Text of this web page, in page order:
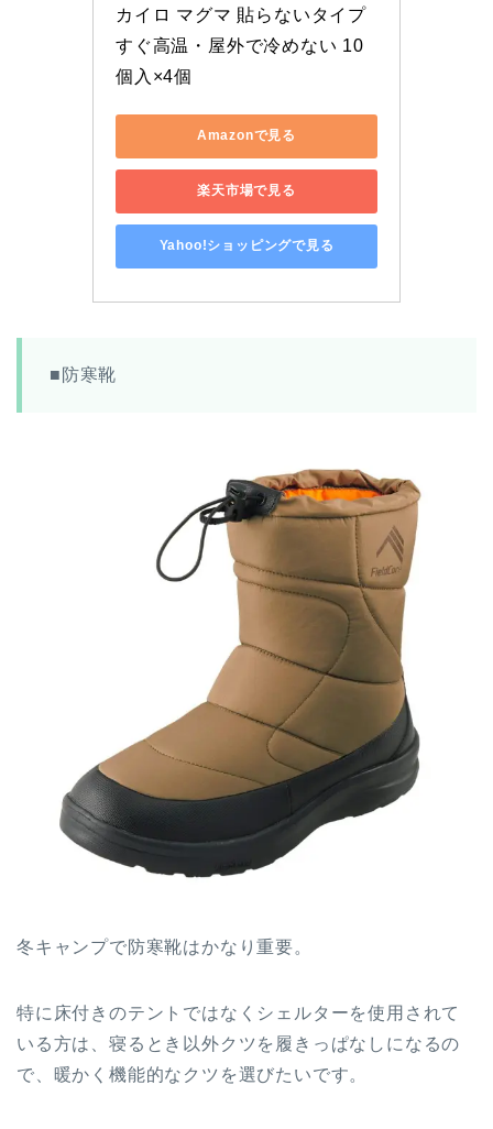
カイロ マグマ 貼らないタイプ
すぐ高温・屋外で冷めない 10
個入×4個
Amazonで見る
楽天市場で見る
Yahoo!ショッピングで見る
■防寒靴
冬キャンプで防寒靴はかなり重要。
特に床付きのテントではなくシェルターを使用されて
いる方は、寝るとき以外クツを履きっぱなしになるの
で、暖かく機能的なクツを選びたいです。